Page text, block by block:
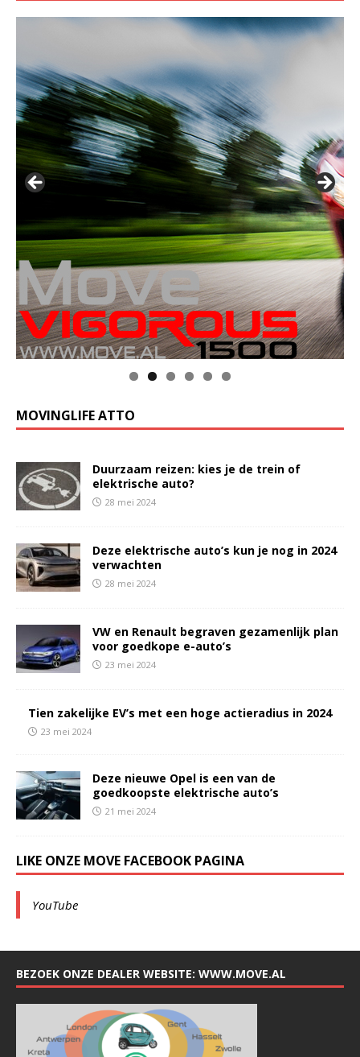
MOVINGLIFE ATTO
Duurzaam reizen: kies je de trein of
elektrische auto?
28 mei 2024
Deze elektrische auto’s kun je nog in 2024
verwachten
28 mei 2024
VW en Renault begraven gezamenlijk plan
voor goedkope e-auto’s
23 mei 2024
Tien zakelijke EV’s met een hoge actieradius in 2024
23 mei 2024
Deze nieuwe Opel is een van de
goedkoopste elektrische auto’s
21 mei 2024
LIKE ONZE MOVE FACEBOOK PAGINA
YouTube
BEZOEK ONZE DEALER WEBSITE: WWW.MOVE.AL